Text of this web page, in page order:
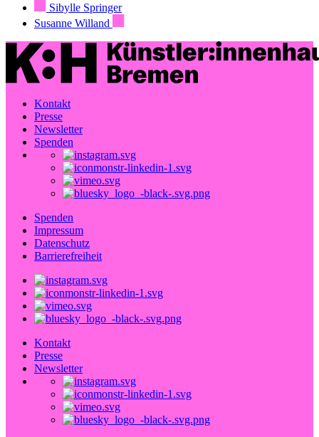
Sibylle Springer
Susanne Willand
Kontakt
Presse
Newsletter
Spenden
Spenden
Impressum
Datenschutz
Barrierefreiheit
Kontakt
Presse
Newsletter